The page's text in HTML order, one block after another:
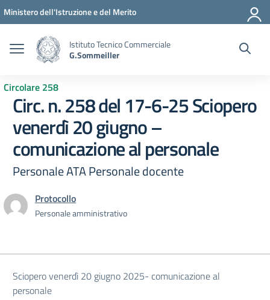
Vai ai contenuti
Vai al menu di navigazione
Vai al footer
Ministero dell'Istruzione e del Merito
Istituto Tecnico Commerciale
G.Sommeiller
Circolare 258
Circ. n. 258 del 17-6-25 Sciopero
venerdì 20 giugno –
comunicazione al personale
Personale ATA Personale docente
Protocollo
Personale amministrativo
Sciopero venerdì 20 giugno 2025- comunicazione al
personale